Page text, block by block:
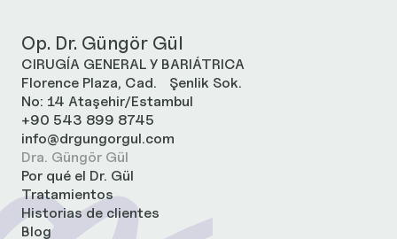
Op. Dr. Güngör Gül
CIRUGÍA GENERAL Y BARIÁTRICA
Florence Plaza, Cad. Şenlik Sok.
No: 14 Ataşehir/Estambul
+90 543 899 8745
info@drgungorgul.com
Dra. Güngör Gül
Por qué el Dr. Gül
Tratamientos
Historias de clientes
Blog